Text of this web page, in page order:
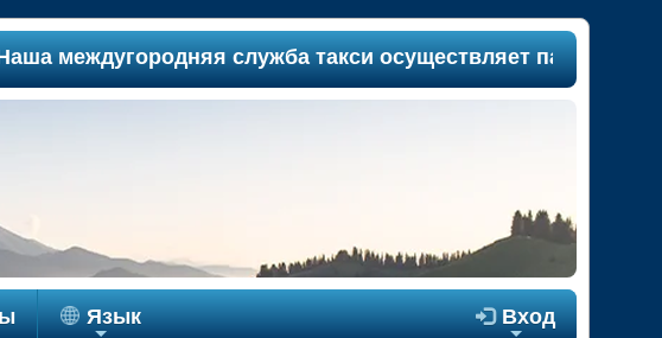
междугородняя служба такси осуществляет
Язык  Вход